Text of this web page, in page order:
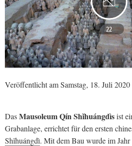
22
Veröffentlicht am Samstag, 18. Juli
DasMausoleum Qín Shǐhuángdìsist
Grabanlage, errichtet für den ersten
Shǐhuángdì. Mit dem Bau wurde im